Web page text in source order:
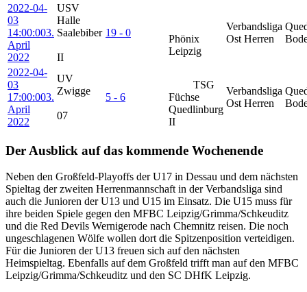
2022-04-
03
14:00:003.
April
2022
USV
Halle
Saalebiber
II
19 - 0
Phönix
Leipzig
Verbandsliga
Ost Herren
2022-04-
03
17:00:003.
April
2022
UV
Zwigge
07
5 - 6
TSG
Füchse
Quedlinburg
II
Verbandsliga
Ost Herren
Der Ausblick auf das kommende Wochenende
Neben den Großfeld-Playoffs der U17 in Dessau und dem nächsten
Spieltag der zweiten Herrenmannschaft in der Verbandsliga sind
auch die Junioren der U13 und U15 im Einsatz. Die U15 muss für
ihre beiden Spiele gegen den MFBC Leipzig/Grimma/Schkeuditz
und die Red Devils Wernigerode nach Chemnitz reisen. Die noch
ungeschlagenen Wölfe wollen dort die Spitzenposition verteidigen.
Für die Junioren der U13 freuen sich auf den nächsten
Heimspieltag. Ebenfalls auf dem Großfeld trifft man auf den MFBC
Leipzig/Grimma/Schkeuditz und den SC DHfK Leipzig.